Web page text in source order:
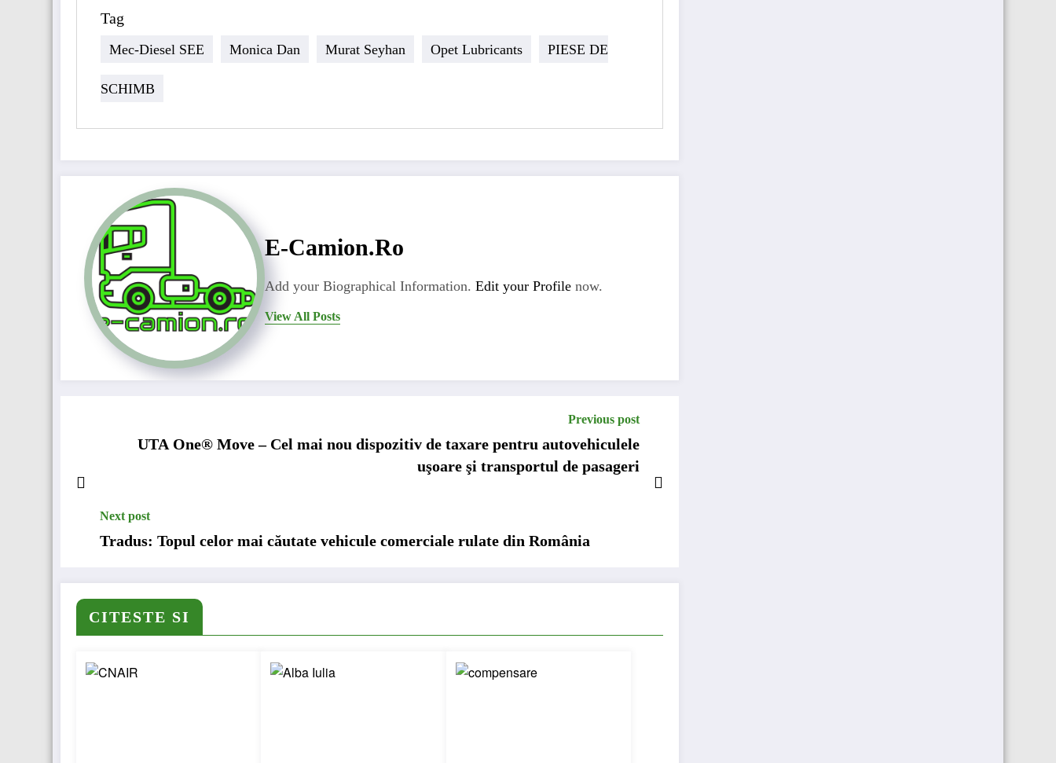
Tag
Mec-Diesel SEE Monica Dan Murat Seyhan Opet Lubricants PIESE DE
SCHIMB
E-Camion.ro
Add your Biographical Information. Edit your Profile now.
View All Posts
Previous post
UTA One® Move – Cel mai nou dispozitiv de taxare pentru autovehiculele
uşoare şi transportul de pasageri
Next post
Tradus: Topul celor mai căutate vehicule comerciale rulate din România
CITESTE SI